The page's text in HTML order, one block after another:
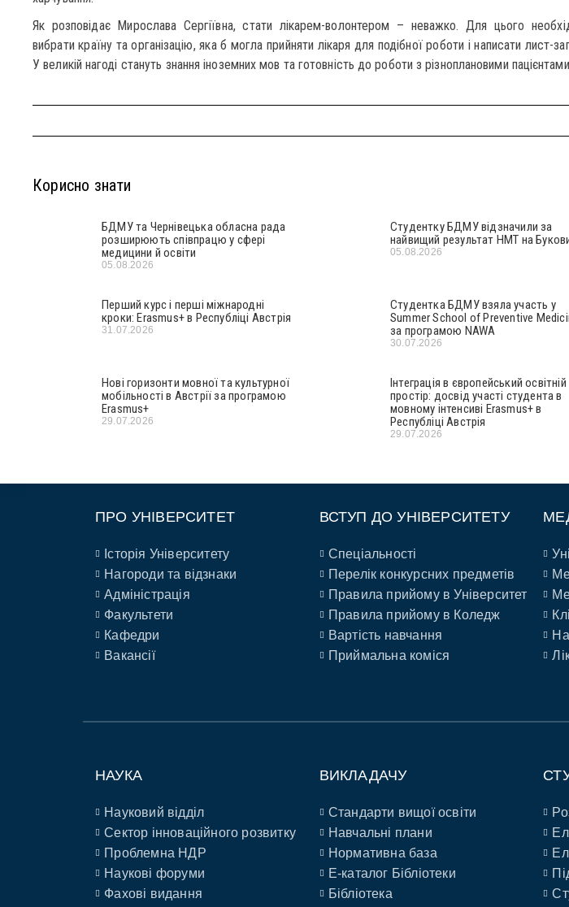
Як розповідає Мирослава Сергіївна, стати лікарем-волонтером – неважко. Для цього
вибрати країну та організацію, яка б могла прийняти лікаря для подібної роботи і написати лист-
У великій нагоді стануть знання іноземних мов та готовність до роботи з різноплановими
Корисно знати
БДМУ та Чернівецька обласна рада
розширюють співпрацю у сфері
медицини й освіти
05.08.2026
Студентку БДМУ відзначили за
найвищий результат НМТ на
05.08.2026
Перший курс і перші міжнародні
кроки: Erasmus+ в Республіці Австрія
31.07.2026
Студентка БДМУ взяла участь у
Summer School of Preventive
за програмою NAWA
30.07.2026
Нові горизонти мовної та культурної
мобільності в Австрії за програмою
Erasmus+
29.07.2026
Інтеграція в європейський освітній
простір: досвід участі студента в
мовному інтенсиві Erasmus+ в
Республіці Австрія
29.07.2026
ПРО УНІВЕРСИТЕТ
Історія Університету
Нагороди та відзнаки
Адміністрація
Факультети
Кафедри
Вакансії
ВСТУП ДО УНІВЕРСИТЕТУ
Спеціальності
Перелік конкурсних предметів
Правила прийому в Університет
Правила прийому в Коледж
Вартість навчання
Приймальна коміся
НАУКА
Науковий відділ
Сектор інноваційного розвитку
Проблемна НДР
Наукові форуми
Фахові видання
ВИКЛАДАЧУ
Стандарти вищої освіти
Навчальні плани
Нормативна база
E-каталог Бібліотеки
Бібліотека